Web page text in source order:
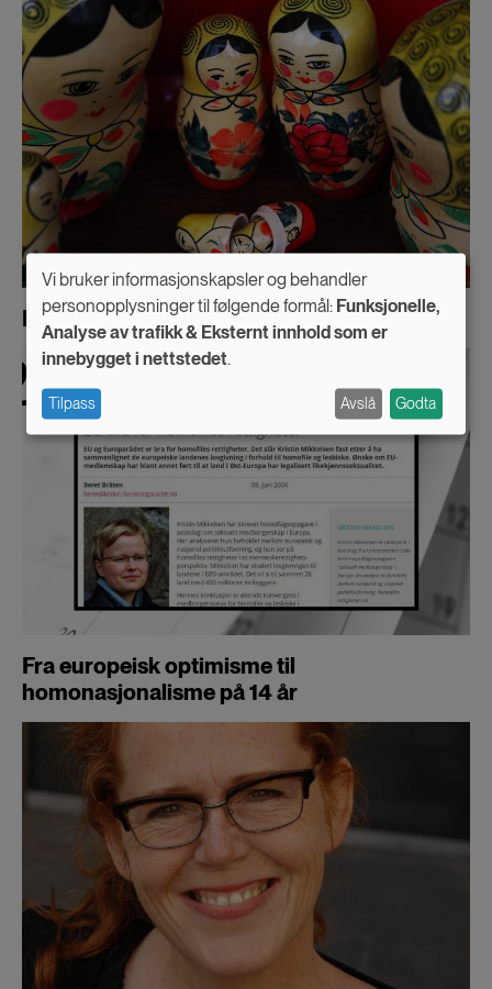
Høyrepopulisme i øst truer kjønnsforskning
Fra europeisk optimisme til
homonasjonalisme på 14 år
Use
of
personal
data
and
cookies
Vi bruker informasjonskapsler og behandler
personopplysninger til følgende formål: Funksjonelle,
Analyse av trafikk & Eksternt innhold som er
innebygget i nettstedet.
Tilpass Avslå Godta